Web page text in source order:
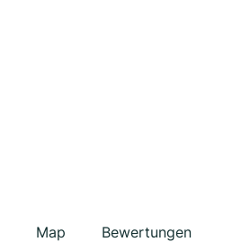
Map Bewertungen